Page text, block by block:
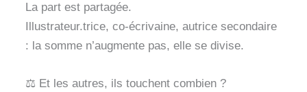
La part est partagée.
Illustrateur.trice, co-écrivaine, autrice secondaire
: la somme n’augmente pas, elle se divise.
⚖️ Et les autres, ils touchent combien ?